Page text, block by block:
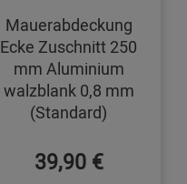
Mauerabdeckung
Ecke Zuschnitt 250
mm Aluminium
walzblank 0,8 mm
(Standard)
39,90 €